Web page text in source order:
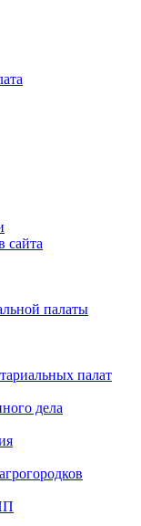
сайта
палаты
палат
дела